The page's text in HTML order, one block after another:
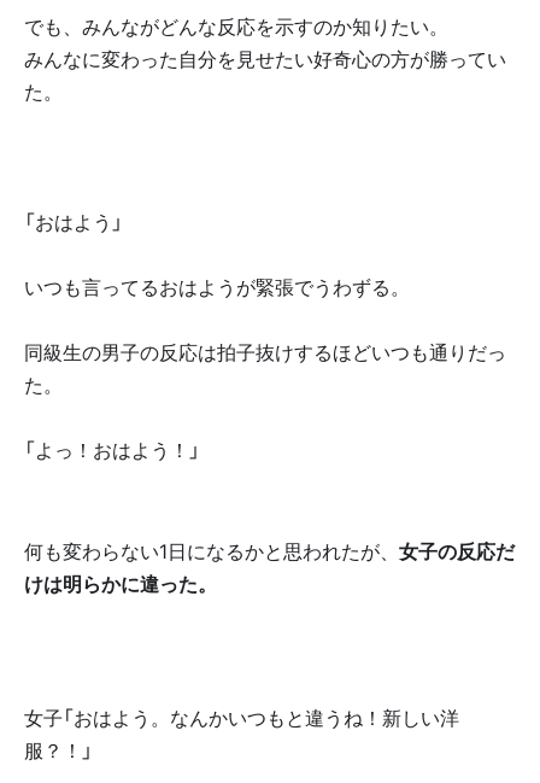
でも、みんながどんな反応を示すのか知りたい。
みんなに変わった自分を見せたい好奇心の方が勝ってい
た。
「おはよう」
いつも言ってるおはようが緊張でうわずる。
同級生の男子の反応は拍子抜けするほどいつも通りだっ
た。
「よっ！おはよう！」
何も変わらない1日になるかと思われたが、 女子の反応だ
けは明らかに違った。
女子「おはよう。なんかいつもと違うね！新しい洋
服？！」